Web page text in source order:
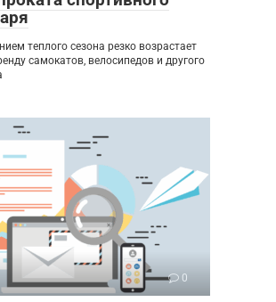
теплого сезона резко возрастает
самокатов, велосипедов и другого
0